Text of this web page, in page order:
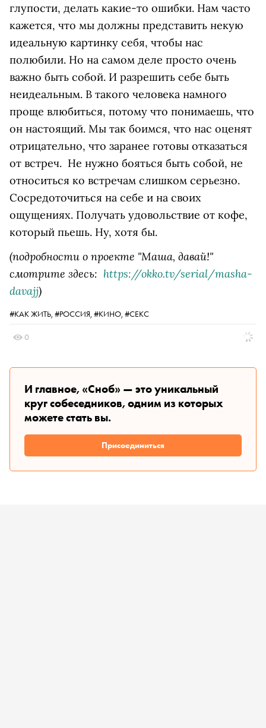
глупости, делать какие-то ошибки. Нам часто
кажется, что мы должны представить некую
идеальную картинку себя, чтобы нас
полюбили. Но на самом деле просто очень
важно быть собой. И разрешить себе быть
неидеальным. В такого человека намного
проще влюбиться, потому что понимаешь, что
он настоящий. Мы так боимся, что нас оценят
отрицательно, что заранее готовы отказаться
от встреч. Не нужно бояться быть собой, не
относиться ко встречам слишком серьезно.
Сосредоточиться на себе и на своих
ощущениях. Получать удовольствие от кофе,
который пьешь. Ну, хотя бы.
(подробности о проекте "Маша, давай!"
смотрите здесь: https://okko.tv/serial/masha-
davajj)
#КАК ЖИТЬ, #РОССИЯ, #КИНО, #СЕКС
0
И главное, «Сноб» — это уникальный
круг собеседников, одним из которых
можете стать вы.
Присоединиться